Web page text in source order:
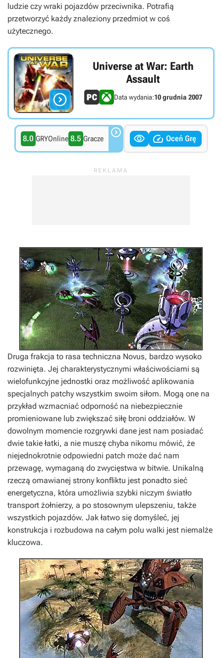
ludzie czy wraki pojazdów przeciwnika. Potrafią
przetworzyć każdy znaleziony przedmiot w coś
użytecznego.

Universe at War: Earth
Assault
Data wydania:10 grudnia 2007
8.0 GRYOnline 8.5 Gracze    Oceń Grę
Druga frakcja to rasa techniczna Novus, bardzo wysoko
rozwinięta. Jej charakterystycznymi właściwościami są
wielofunkcyjne jednostki oraz możliwość aplikowania
specjalnych patchy wszystkim swoim siłom. Mogą one na
przykład wzmacniać odporność na niebezpiecznie
promieniowane lub zwiększać siłę broni oddziałów. W
dowolnym momencie rozgrywki dane jest nam posiadać
dwie takie łatki, a nie muszę chyba nikomu mówić, że
niejednokrotnie odpowiedni patch może dać nam
przewagę, wymaganą do zwycięstwa w bitwie. Unikalną
rzeczą omawianej strony konfliktu jest ponadto sieć
energetyczna, która umożliwia szybki niczym światło
transport żołnierzy, a po stosownym ulepszeniu, także
wszystkich pojazdów. Jak łatwo się domyśleć, jej
konstrukcja i rozbudowa na całym polu walki jest niemalże
kluczowa.